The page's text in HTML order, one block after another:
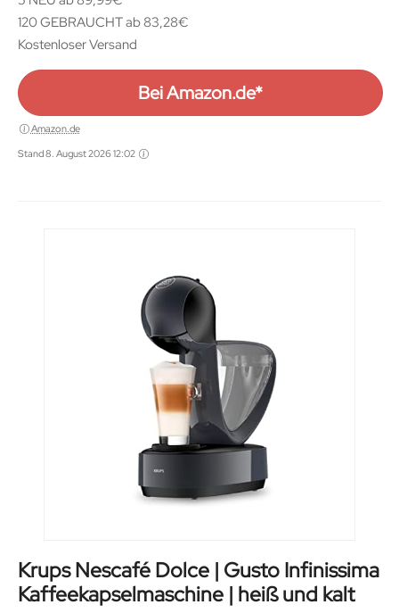
120 GEBRAUCHT ab 83,28€
Kostenloser Versand
Bei Amazon.de*
Amazon.de
Stand 8. August 2026 12:02
Krups Nescafé Dolce | Gusto Infinissima
Kaffeekapselmaschine | heiß und kalt